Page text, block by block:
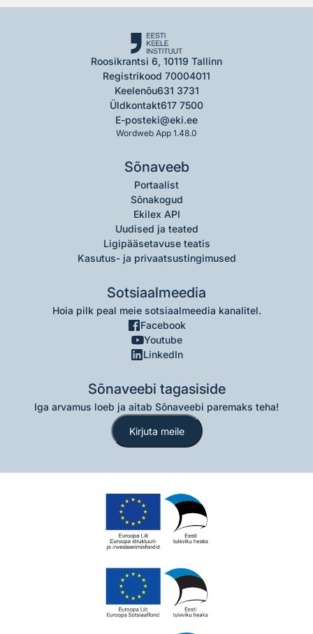
Roosikrantsi 6, 10119 Tallinn
Registrikood 70004011
Keelenõu631 3731
Üldkontakt617 7500
E-posteki@eki.ee
Wordweb App 1.48.0
Sõnaveeb
Portaalist
Sõnakogud
Ekilex API
Uudised ja teated
Ligipääsetavuse teatis
Kasutus- ja privaatsustingimused
Sotsiaalmeedia
Hoia pilk peal meie sotsiaalmeedia kanalitel.
Facebook
Youtube
LinkedIn
Sõnaveebi tagasiside
Iga arvamus loeb ja aitab Sõnaveebi paremaks teha!
Kirjuta meile